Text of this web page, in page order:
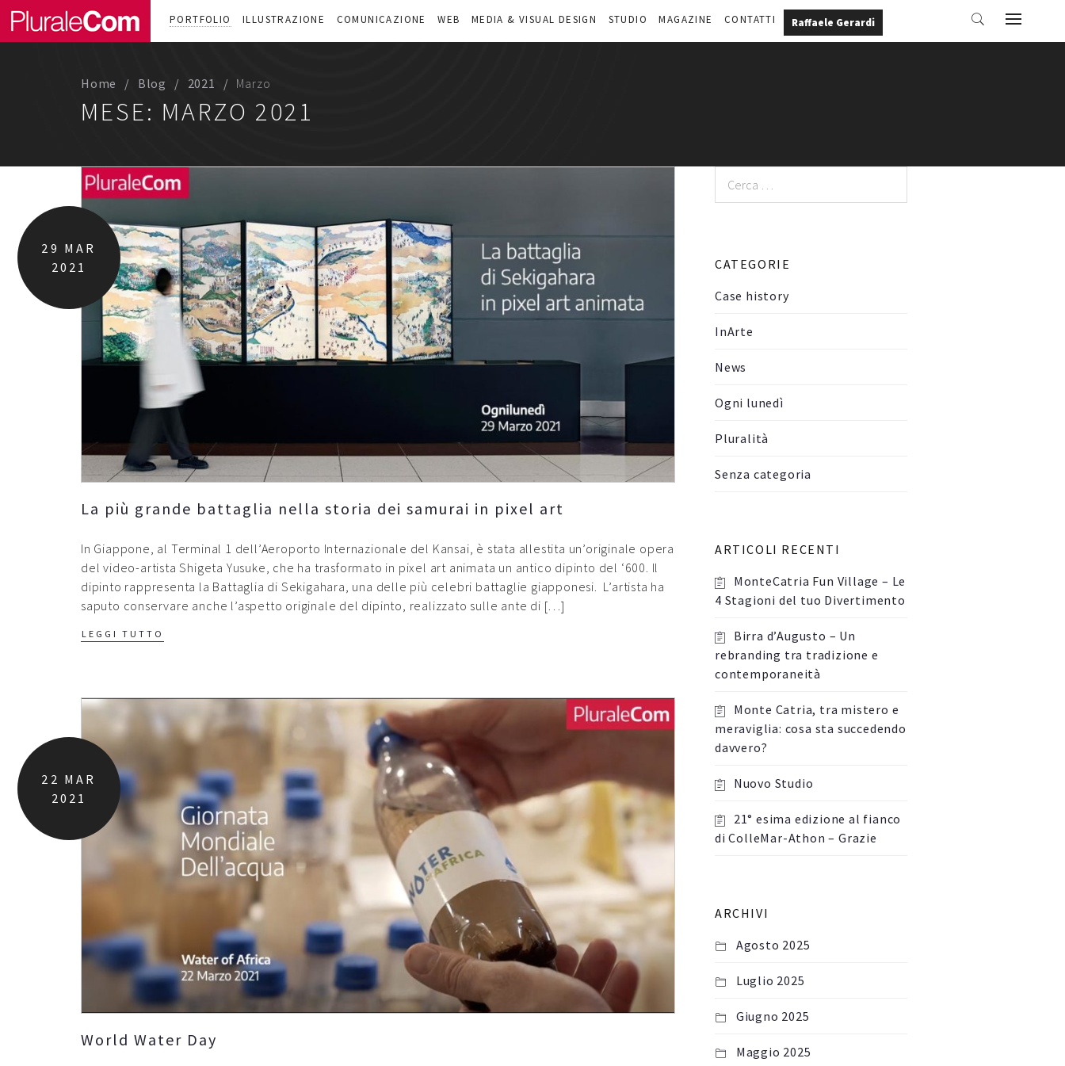
PORTFOLIO ILLUSTRAZIONE COMUNICAZIONE WEB MEDIA & VISUAL DESIGN STUDIO MAGAZINE CONTATTI Raffaele Gerardi
Home Blog 2021 Marzo
MESE: MARZO 2021
29 MAR
2021
La più grande battaglia nella storia dei samurai in pixel art
In Giappone, al Terminal 1 dell’Aeroporto Internazionale del Kansai, è stata allestita un’originale opera
del video-artista Shigeta Yusuke, che ha trasformato in pixel art animata un antico dipinto del ‘600. Il
dipinto rappresenta la Battaglia di Sekigahara, una delle più celebri battaglie giapponesi. L’artista ha
saputo conservare anche l’aspetto originale del dipinto, realizzato sulle ante di […]
LEGGI TUTTO
22 MAR
2021
World Water Day
per:
CATEGORIE
Case history
InArte
News
Ogni lunedì
Pluralità
Senza categoria
ARTICOLI RECENTI
MonteCatria Fun Village – Le
4 Stagioni del tuo Divertimento
Birra d’Augusto – Un
rebranding tra tradizione e
contemporaneità
Monte Catria, tra mistero e
meraviglia: cosa sta succedendo
davvero?
Nuovo Studio
21° esima edizione al fianco
di ColleMar-Athon – Grazie
ARCHIVI
Agosto 2025
Luglio 2025
Giugno 2025
Maggio 2025